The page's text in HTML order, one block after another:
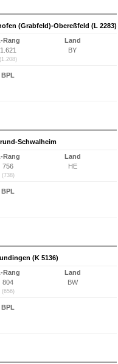
(Grabfeld)-Obereßfeld (L 2283)
Rang
1.621
(1.208)
Land
BY
BPL
Schwalheim
Rang
756
(738)
Land
HE
BPL
(K 5136)
Rang
804
(656)
Land
BW
BPL